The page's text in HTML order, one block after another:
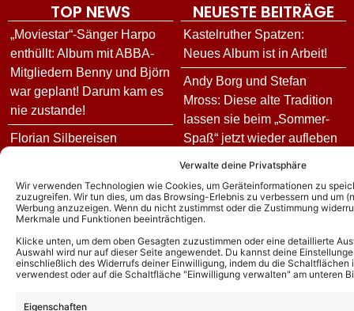
Verwalte deine Privatsphäre
Wir verwenden Technologien wie Cookies, um Geräteinformationen zu
zuzugreifen. Wir tun dies, um das Browsing-Erlebnis zu verbessern und um
Werbung anzuzeigen. Wenn du nicht zustimmst oder die Zustimmung
Merkmale und Funktionen beeinträchtigen.
Klicke unten, um dem oben Gesagten zuzustimmen oder eine detaillierte
Auswahl wird nur auf dieser Seite angewendet. Du kannst deine
einschließlich des Widerrufs deiner Einwilligung, indem du die
verwendest oder auf die Schaltfläche "Einwilligung verwalten" am unteren
Eigenschaften
TOP NEWS
„Moviestar“-Sänger Harpo
enthüllt: Album mit ABBA-
Mitgliedern Benny und Björn
war geplant! Darum kam es
nie zustande!
Florian Silbereisen
mit IHR an seiner Seite!
Calimeros äußern sich
exklusiv zu Andy Rynerts
Ausstieg: Die Hintergründe
und wie es jetzt für die
NEUESTE BEITRÄGE
Kastelruther Spatzen:
Neues Album ist in Arbeit!
Andy Borg und Stefan
Mross: Diese alte Tradition
lassen sie beim „Sommer-
Spaß“ jetzt wieder aufleben
Eghard Schumann ist der
Musikproduzent vom
„Schlager-Spaß mit Andy
Borg“: Mit uns sprach er
über den Job und sein
Leben abseits der Shows